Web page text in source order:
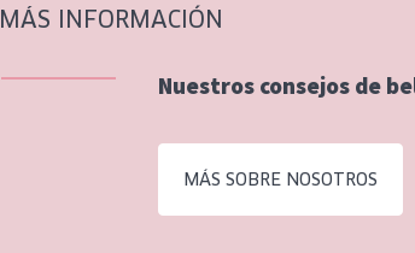
MÁS INFORMACIÓN
Nuestros consejos de
MÁS SOBRE NOSOTROS